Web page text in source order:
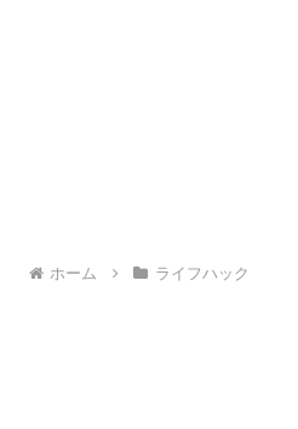
ホーム ライフハック